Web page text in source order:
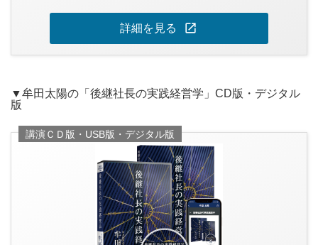
詳細を見る open_in_new
▼牟田太陽の「後継社長の実践経営学」CD版・デジタル
版
講演ＣＤ版・USB版・デジタル版